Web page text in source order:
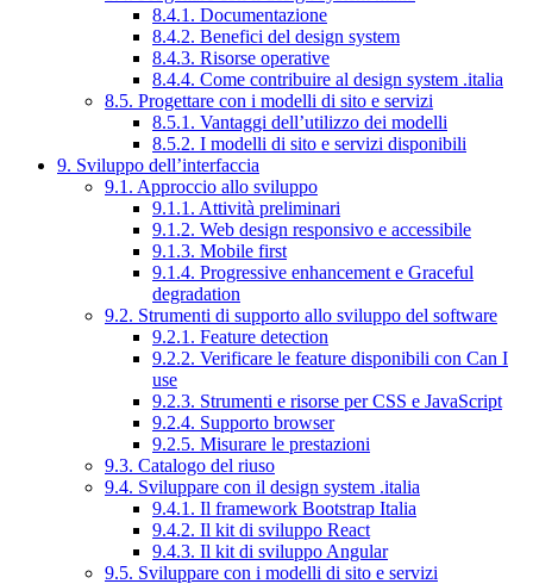
8.4.1. Documentazione
8.4.2. Benefici del design system
8.4.3. Risorse operative
8.4.4. Come contribuire al design system .italia
8.5. Progettare con i modelli di sito e servizi
8.5.1. Vantaggi dell’utilizzo dei modelli
8.5.2. I modelli di sito e servizi disponibili
9. Sviluppo dell’interfaccia
9.1. Approccio allo sviluppo
9.1.1. Attività preliminari
9.1.2. Web design responsivo e accessibile
9.1.3. Mobile first
9.1.4. Progressive enhancement e Graceful
degradation
9.2. Strumenti di supporto allo sviluppo del software
9.2.1. Feature detection
9.2.2. Verificare le feature disponibili con Can I
use
9.2.3. Strumenti e risorse per CSS e JavaScript
9.2.4. Supporto browser
9.2.5. Misurare le prestazioni
9.3. Catalogo del riuso
9.4. Sviluppare con il design system .italia
9.4.1. Il framework Bootstrap Italia
9.4.2. Il kit di sviluppo React
9.4.3. Il kit di sviluppo Angular
9.5. Sviluppare con i modelli di sito e servizi